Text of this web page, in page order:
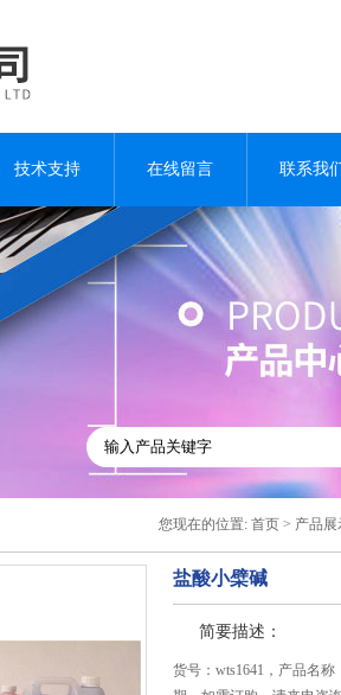
技术支持 在线留言 联系我
您现在的位置: 首页 > 产品展
盐酸小檗碱
简要描述：
货号：wts1641，产品名